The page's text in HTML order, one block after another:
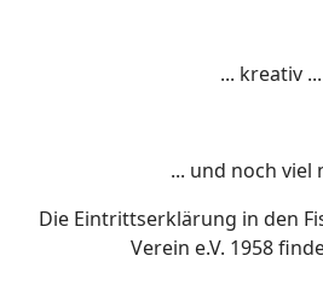
... kreativ ...
... und noch viel
Die Eintrittserklärung in den
Verein e.V. 1958